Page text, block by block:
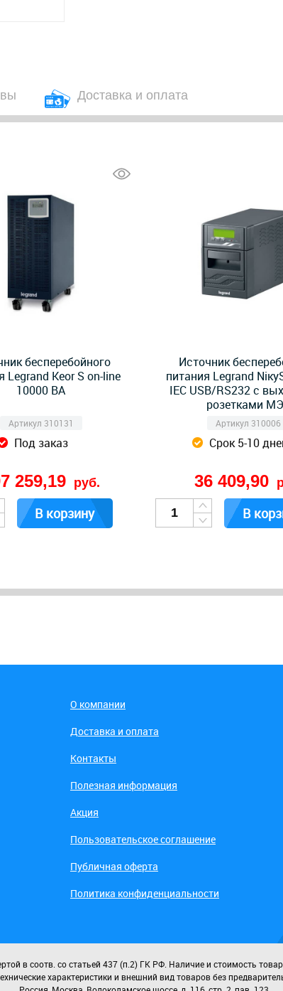
Доставка и оплата
бесперебойного
Legrand Keor S on-line
10000 ВА
Артикул 310131
Под заказ
259,19 руб.
В корзину
Источник
питания Legrand
IEC USB/RS232 с
розетками
Артикул 310006
Срок 5-10
36 409,90
В
О компании
Доставка и оплата
Контакты
Полезная информация
Акция
Пользовательское соглашение
Публичная оферта
Политика конфиденциальности
в соотв. со статьей 437 (п.2) ГК РФ. Наличие и стоимость
характеристики и внешний вид товаров без